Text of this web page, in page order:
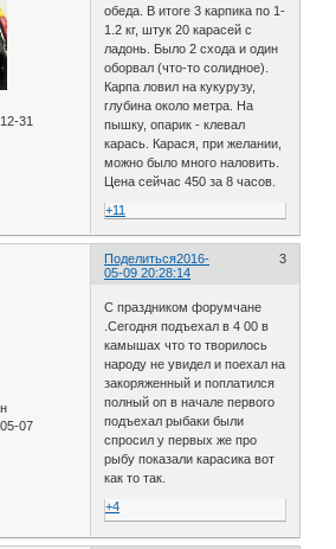
31
обеда. В итоге 3 карпика по 1-
1.2 кг, штук 20 карасей с
ладонь. Было 2 схода и один
оборвал (что-то солидное).
Карпа ловил на кукурузу,
глубина около метра. На
пышку, опарик - клевал
карась. Карася, при желании,
можно было много наловить.
Цена сейчас 450 за 8 часов.
+11
Поделиться 3
2016-
05-09 20:28:14
07
С праздником форумчане
.Сегодня подъехал в 4 00 в
камышах что то творилось
народу не увидел и поехал на
закоряженный и поплатился
полный оп в начале первого
подъехал рыбаки были
спросил у первых же про
рыбу показали карасика вот
как то так.
+4